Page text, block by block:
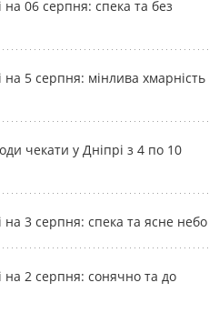
на 06 серпня: спека та без
на 5 серпня: мінлива хмарність
чекати у Дніпрі з 4 по 10
на 3 серпня: спека та ясне небо
на 2 серпня: сонячно та до